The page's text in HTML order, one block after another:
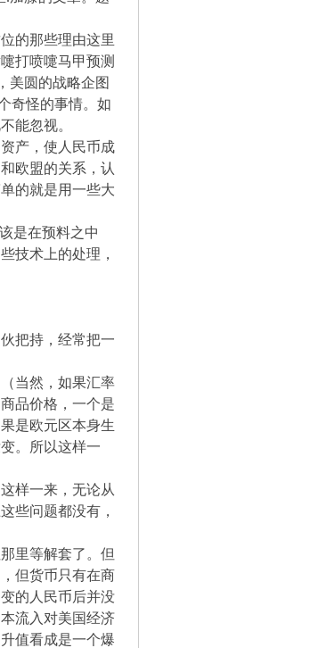
的那些理由这里
打喷嚏马甲预测
美圆的战略企图
奇怪的事情。如
能忽视。
产，使人民币成
欧盟的关系，认
的就是用一些大
是在预料之中
技术上的处理，
把持，经常把一
当然，如果汇率
品价格，一个是
是欧元区本身生
。所以这样一
样一来，无论从
些问题都没有，
里等解套了。但
但货币只有在商
的人民币后并没
流入对美国经济
值看成是一个爆